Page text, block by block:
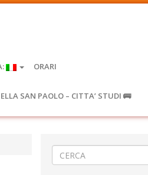
ORARI
SAN PAOLO – CITTA’ STUDI 🚌